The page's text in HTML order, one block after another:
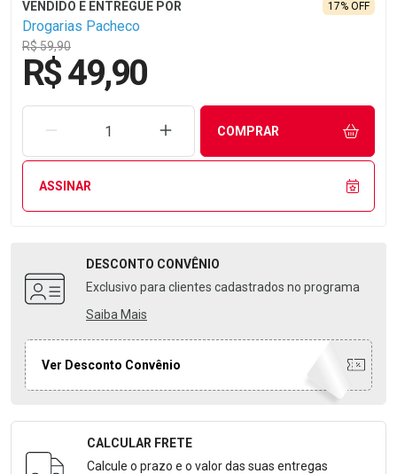
Drogarias Pacheco
R$ 59,90
17% OFF
R$ 49,90
REMOVER UMA UNIDADEAUMENTAR UMA UNIDADE
COMPRAR
ASSINAR
DESCONTO CONVÊNIO
Exclusivo para clientes cadastrados no programa
Saiba Mais
Ver Desconto Convênio
Formulário para Calcular o Frete
CALCULAR FRETE
Calcule o prazo e o valor das suas entregas